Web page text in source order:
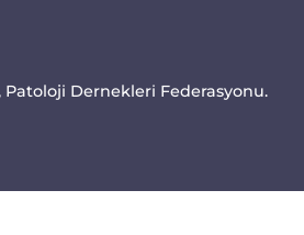
Patoloji Dernekleri Federasyonu.